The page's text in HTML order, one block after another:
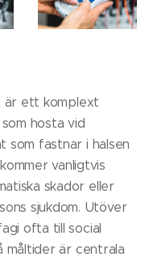
, är ett komplext
hosta vid
som fastnar i halsen
vanligtvis
skador eller
sjukdom. Utöver
ofta till social
måltider är centrala